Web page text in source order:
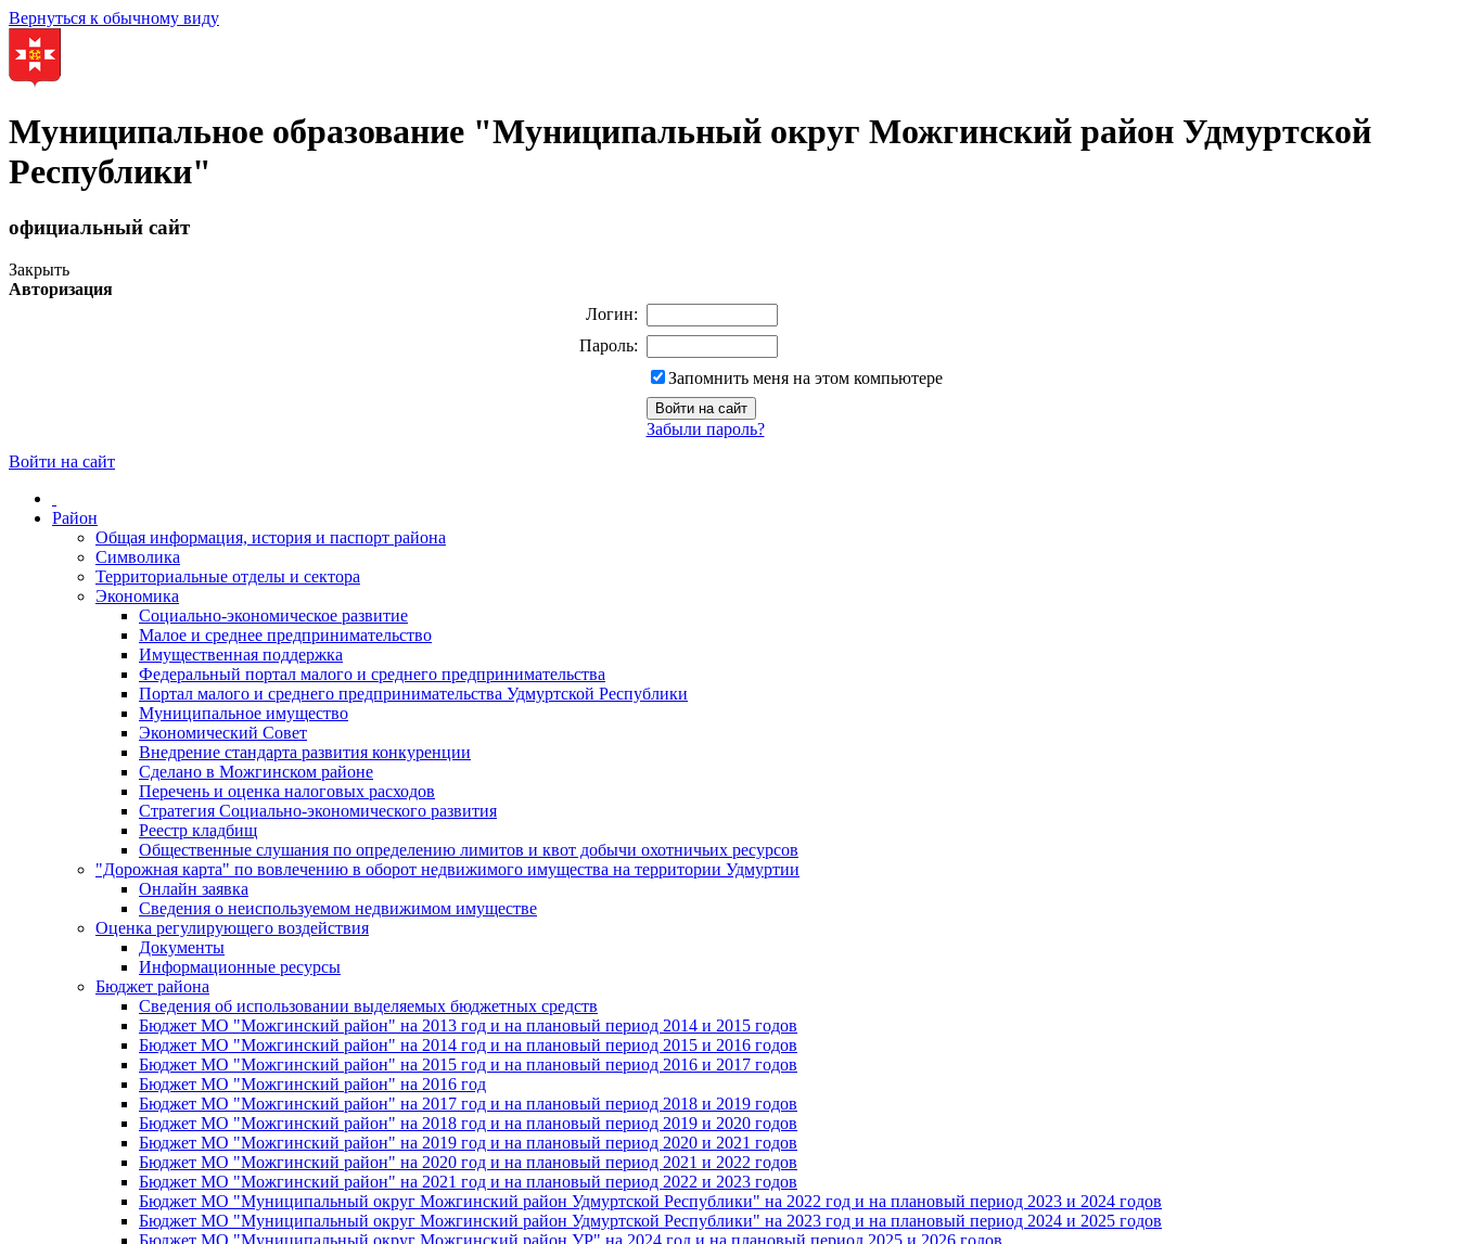
Вернуться к обычному виду
Муниципальное образование "Муниципальный округ Можгинский район Удмуртской
Республики"
официальный сайт
Закрыть
Авторизация
Логин:
Пароль:
Запомнить меня на этом компьютере
Забыли пароль?
Войти на сайт
Район
Общая информация, история и паспорт района
Символика
Территориальные отделы и сектора
Экономика
Социально-экономическое развитие
Малое и среднее предпринимательство
Имущественная поддержка
Федеральный портал малого и среднего предпринимательства
Портал малого и среднего предпринимательства Удмуртской Республики
Муниципальное имущество
Экономический Совет
Внедрение стандарта развития конкуренции
Сделано в Можгинском районе
Перечень и оценка налоговых расходов
Стратегия Социально-экономического развития
Реестр кладбищ
Общественные слушания по определению лимитов и квот добычи охотничьих ресурсов
"Дорожная карта" по вовлечению в оборот недвижимого имущества на территории Удмуртии
Онлайн заявка
Сведения о неиспользуемом недвижимом имуществе
Оценка регулирующего воздействия
Документы
Информационные ресурсы
Бюджет района
Сведения об использовании выделяемых бюджетных средств
Бюджет МО "Можгинский район" на 2013 год и на плановый период 2014 и 2015 годов
Бюджет МО "Можгинский район" на 2014 год и на плановый период 2015 и 2016 годов
Бюджет МО "Можгинский район" на 2015 год и на плановый период 2016 и 2017 годов
Бюджет МО "Можгинский район" на 2016 год
Бюджет МО "Можгинский район" на 2017 год и на плановый период 2018 и 2019 годов
Бюджет МО "Можгинский район" на 2018 год и на плановый период 2019 и 2020 годов
Бюджет МО "Можгинский район" на 2019 год и на плановый период 2020 и 2021 годов
Бюджет МО "Можгинский район" на 2020 год и на плановый период 2021 и 2022 годов
Бюджет МО "Можгинский район" на 2021 год и на плановый период 2022 и 2023 годов
Бюджет МО "Муниципальный округ Можгинский район Удмуртской Республики" на 2022 год и на плановый период 2023 и 2024 годов
Бюджет МО "Муниципальный округ Можгинский район Удмуртской Республики" на 2023 год и на плановый период 2024 и 2025 годов
Бюджет МО "Муниципальный округ Можгинский район УР" на 2024 год и на плановый период 2025 и 2026 годов